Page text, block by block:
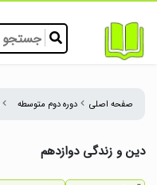
صفحه اصلی دوره دوم متوسطه
دین و زندگی دوازدهم